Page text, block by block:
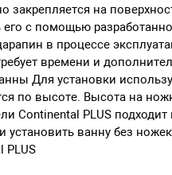
на
с помощью
в процессе
времени и
Для установки
по высоте. Высота на
Continental PLUS
ванну без
PLUS